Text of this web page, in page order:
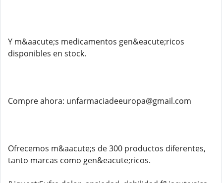
Y m&aacute;s medicamentos gen&eacute;ricos
disponibles en stock.
Compre ahora: unfarmaciadeeuropa@gmail.com
Ofrecemos m&aacute;s de 300 productos diferentes,
tanto marcas como gen&eacute;ricos.